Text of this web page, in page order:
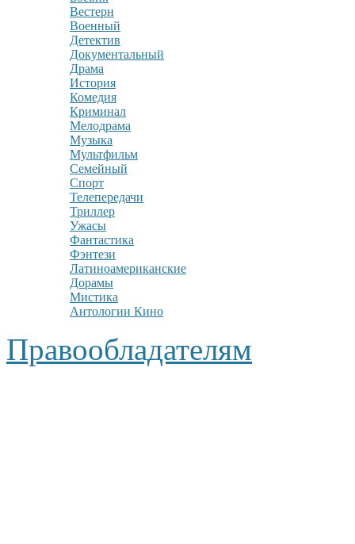
Вестерн
Военный
Детектив
Документальный
Драма
История
Комедия
Криминал
Мелодрама
Музыка
Мультфильм
Семейный
Спорт
Телепередачи
Триллер
Ужасы
Фантастика
Фэнтези
Латиноамериканские
Дорамы
Мистика
Антологии Кино
Правообладателям